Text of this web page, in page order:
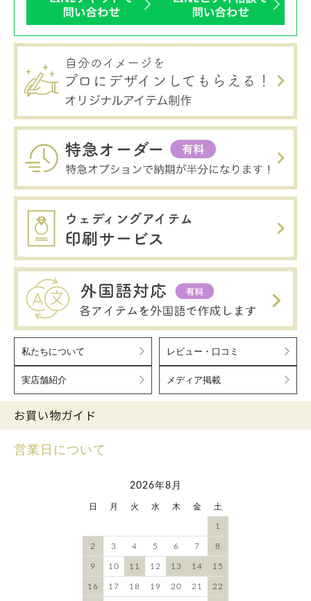
私たちについて レビュー・口コミ
実店舗紹介 メディア掲載
お買い物ガイド
営業日について
2026年8月
日 月 火 水 木 金 土
1
2 3 4 5 6 7 8
9 10 11 12 13 14 15
16 17 18 19 20 21 22